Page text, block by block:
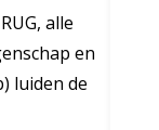
alle
en
luiden de